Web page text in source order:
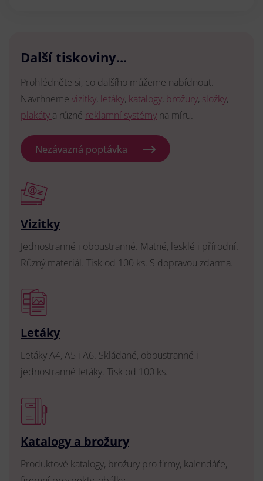
Další tiskoviny...
Prohlédněte si, co dalšího můžeme nabídnout.
Navrhneme vizitky, letáky, katalogy, brožury, složky,
plakáty a různé reklamní systémy na míru.
Nezávazná poptávka
Vizitky
Jednostranné i oboustranné. Matné, lesklé i přírodní.
Různý materiál. Tisk od 100 ks. S dopravou zdarma.
Letáky
Letáky A4, A5 i A6. Skládané, oboustranné i
jednostranné letáky. Tisk od 100 ks.
Katalogy a brožury
Produktové katalogy, brožury pro firmy, kalendáře,